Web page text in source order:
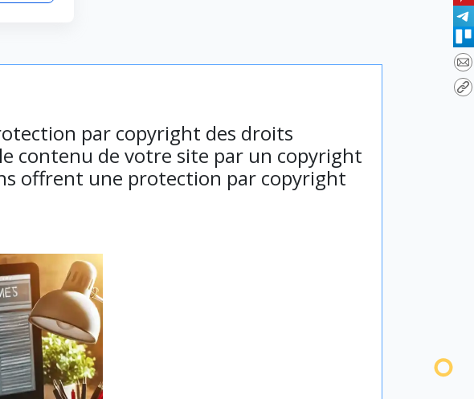
par copyright des droits
contenu de votre site par un copyright
offrent une protection par copyright